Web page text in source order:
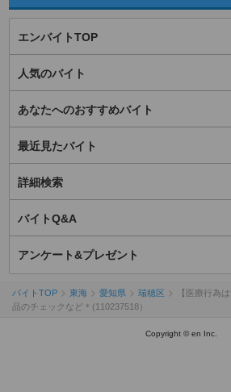
エンバイトTOP
人気のバイト
あなたへのおすすめバイト
最近見たバイト
詳細検索
バイトQ&A
アンケート&プレゼント
バイトTOP 東海 愛知県 瑞穂区
【医療行為
品のチェックなど＊(110237518）
Copyright © en Inc.